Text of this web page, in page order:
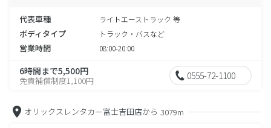
代表車種 ライトエーストラック 等
ボディタイプ トラック・バスなど
営業時間 08:00-20:00
6時間まで5,500円
免責補償制度1,100円 0555-72-1100
オリックスレンタカー富士吉田店から 3079m